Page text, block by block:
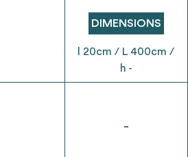
à sa liste et son envoi ne
DIMENSIONS
l 20cm / L 400cm /
h -
-